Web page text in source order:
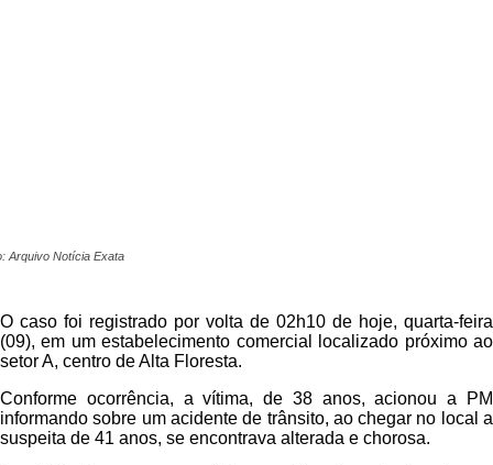
Arquivo Notícia Exata
O caso foi registrado por volta de 02h10 de hoje, quarta-feira
(09), em um estabelecimento comercial localizado próximo ao
setor A, centro de Alta Floresta.
Conforme ocorrência, a vítima, de 38 anos, acionou a PM
informando sobre um acidente de trânsito, ao chegar no local a
suspeita de 41 anos, se encontrava alterada e chorosa.